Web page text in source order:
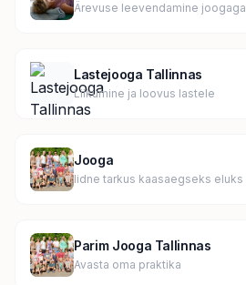
Ärevuse leevendamine joogaga
Lastejooga Tallinnas
Liikumine ja loovus lastele
Jooga
Iidne tarkus kaasaegseks eluks
Parim Jooga Tallinnas
Avasta oma praktika